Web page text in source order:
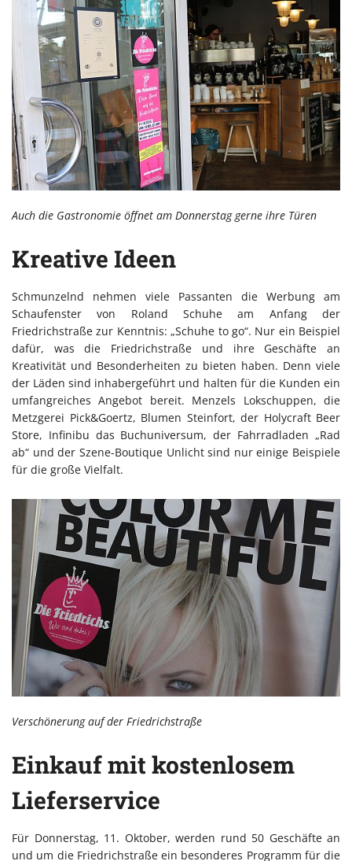
Auch die Gastronomie öffnet am Donnerstag gerne ihre Türen
Kreative Ideen
Schmunzelnd nehmen viele Passanten die Werbung am
Schaufenster von Roland Schuhe am Anfang der
Friedrichstraße zur Kenntnis: „Schuhe to go“. Nur ein Beispiel
dafür, was die Friedrichstraße und ihre Geschäfte an
Kreativität und Besonderheiten zu bieten haben. Denn viele
der Läden sind inhabergeführt und halten für die Kunden ein
umfangreiches Angebot bereit. Menzels Lokschuppen, die
Metzgerei Pick&Goertz, Blumen Steinfort, der Holycraft Beer
Store, Infinibu das Buchuniversum, der Fahrradladen „Rad
ab“ und der Szene-Boutique Unlicht sind nur einige Beispiele
für die große Vielfalt.
Verschönerung auf der Friedrichstraße
Einkauf mit kostenlosem
Lieferservice
Für Donnerstag, 11. Oktober, werden rund 50 Geschäfte an
und um die Friedrichstraße ein besonderes Programm für die